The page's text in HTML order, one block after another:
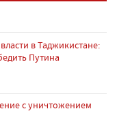
в Таджикистане:
Путина
с уничтожением